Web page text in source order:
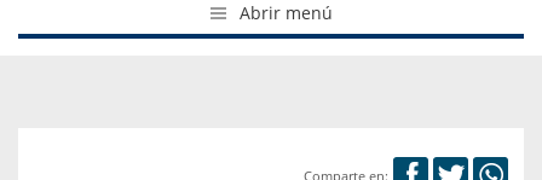
Abrir menú
Comparte en: